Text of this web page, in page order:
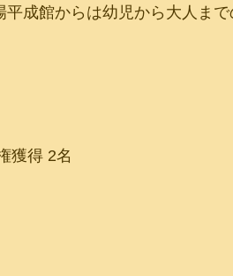
成館からは幼児から大人まで
獲得 2名